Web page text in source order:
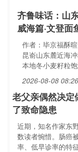
齐鲁味话：山
威海篇·文登面
作者：毕京福酥
昆嵛山东麓近海
本地冬小麦籽粒
2026-08-08
老父亲偶然决
了致命隐患
近期，知名作家东
数读者惋惜。肠癌
率、低早诊率的特